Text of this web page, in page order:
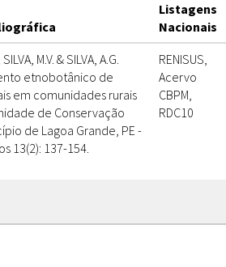
Listagens
Nacionais
M.V. & SILVA, A.G.
etnobotânico de
em comunidades rurais
de Conservação
de Lagoa Grande, PE -
13(2): 137-154.
RENISUS,
Acervo
CBPM,
RDC10